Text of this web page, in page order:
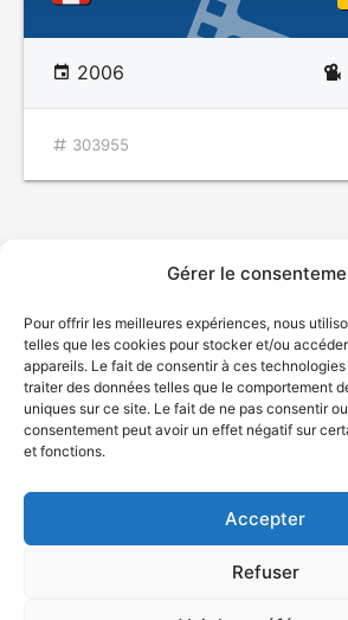
Gérer le
Pour offrir les meilleures expériences, nous
telles que les cookies pour stocker et/ou
appareils. Le fait de consentir à ces
traiter des données telles que le comportement
uniques sur ce site. Le fait de ne pas consentir
consentement peut avoir un effet négatif sur
et fonctions.
Accepter
Refuser
2006
303955
© Gouvernement du
Plan du site
Accessibilité
Accès à l'information
Déclaration de services